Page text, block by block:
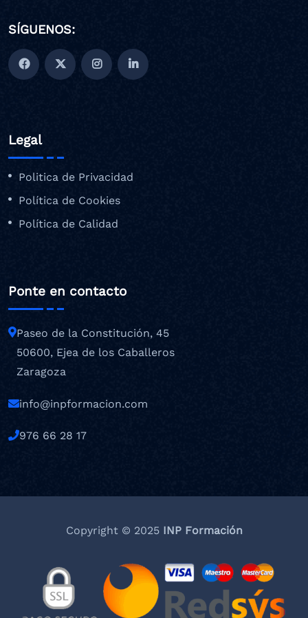
SÍGUENOS:
Legal
Politica de Privacidad
Política de Cookies
Política de Calidad
Ponte en contacto
Paseo de la Constitución, 45
50600, Ejea de los Caballeros
Zaragoza
info@inpformacion.com
976 66 28 17
Copyright © 2025INP Formación